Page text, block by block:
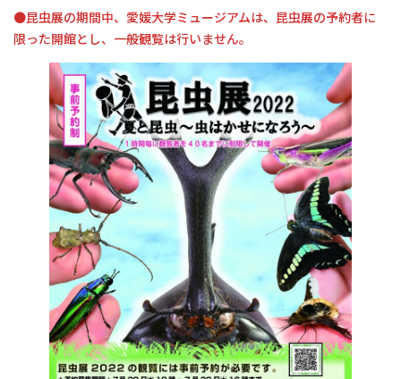
●昆虫展の期間中、愛媛大学ミュージアムは、昆虫展の予約者に
限った開館とし、一般観覧は行いません。